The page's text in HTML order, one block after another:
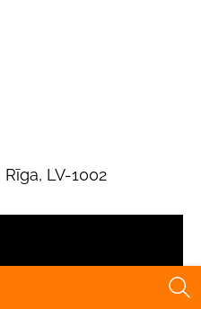
LV-1002